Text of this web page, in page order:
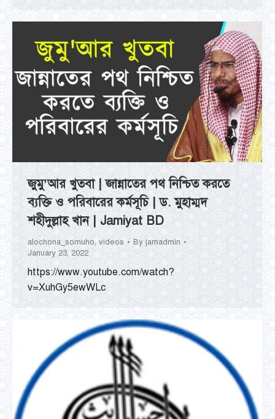
জুমু’আর খুতবা | জান্নাতের পথ নিশ্চিত করতে
ব্যক্তি ও পরিবারের কর্মসূচি | ড. মুহাম্মদ
শহীদুল্লাহ খান | Jamiyat BD
alochona_somuho, videos By jamadmin
January 23, 2022
https://www.youtube.com/watch?
v=XuhGy5ewWLc